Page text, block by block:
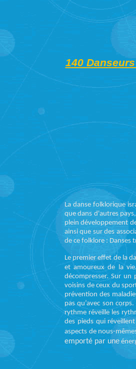
140
La danse folklorique
que dans d'autres
plein développement
ainsi que sur des
de ce folklore : Danses
Le premier effet de la
et amoureux de la
décompresser.Sur un
voisins de ceux du
prévention des
pas qu’avec son
rythme réveille les
des pieds qui réveillent
aspects de nous-
emporté par une